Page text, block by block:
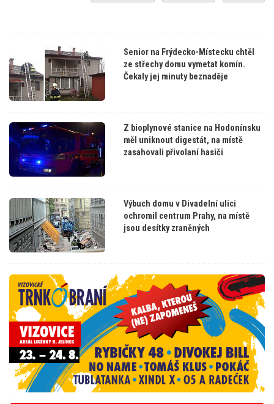
Senior na Frýdecko-Místecku chtěl
ze střechy domu vymetat komín.
Čekaly jej minuty beznaděje
Z bioplynové stanice na Hodonínsku
měl uniknout digestát, na místě
zasahovali přivolaní hasiči
Výbuch domu v Divadelní ulici
ochromil centrum Prahy, na místě
jsou desítky zraněných